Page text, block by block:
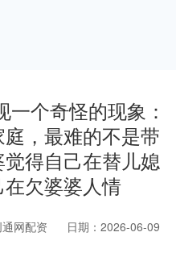
个奇怪的现象：
，最难的不是带
得自己在替儿媳
欠婆婆人情
网配资
日期：2026-06-09